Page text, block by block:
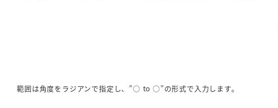
範囲は角度をラジアンで指定し、”○ to ○”の形式で入力します。